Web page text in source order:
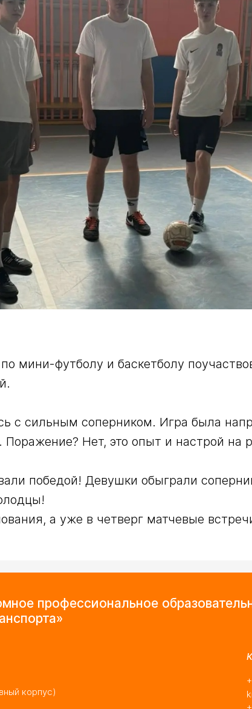
мини-футболу и баскетболу
с сильным соперником. Игра была
Поражение? Нет, это опыт и настрой на
победой! Девушки обыграли
а уже в четверг матчевые
профессиональное
корпус)